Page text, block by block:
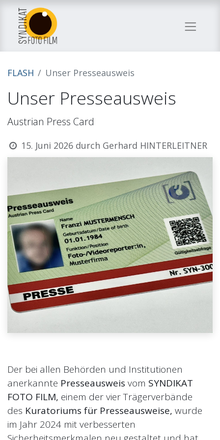
FLASH Unser Presseausweis
Unser Presseausweis
Austrian Press Card
15. Juni 2026 durch Gerhard HINTERLEITNER
Der bei allen Behörden und Institutionen
anerkannte Presseausweis vom SYNDIKAT
FOTO FILM, einem der vier Trägerverbände
des Kuratoriums für Presseausweise, wurde
im Jahr 2024 mit verbesserten